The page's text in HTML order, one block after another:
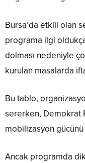
Bursa’da etkili olan
programa ilgi
dolması nedeniyle
kurulan masalarda
Bu tablo,
sererken, Demokrat
mobilizasyon
Ancak programda